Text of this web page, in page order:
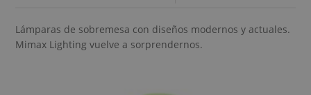
Lámparas de sobremesa con diseños modernos y actuales.
Mimax Lighting vuelve a sorprendernos.